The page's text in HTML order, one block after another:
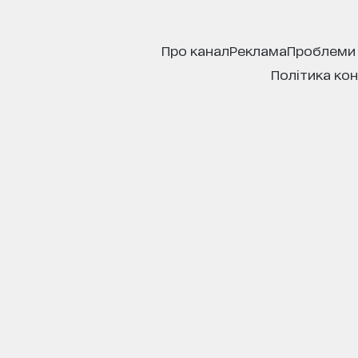
про канал реклама
політика